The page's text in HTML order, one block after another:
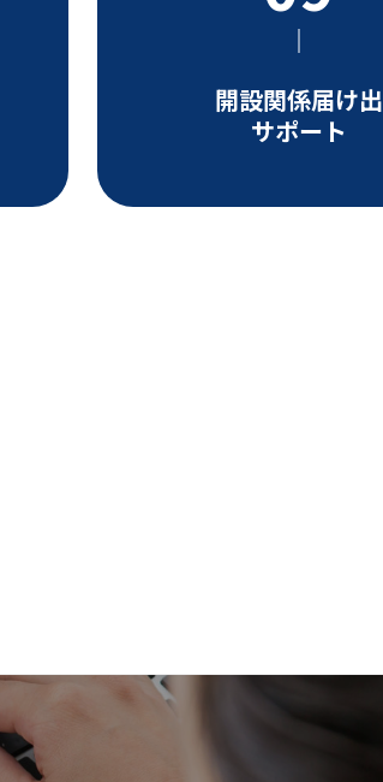
開設関係届け出
サポート